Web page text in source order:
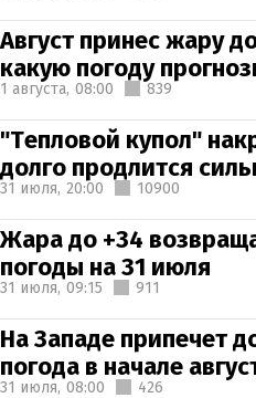
Август принес жару
какую погоду
1 августа, 08:00 839
"Тепловой купол"
долго продлится
31 июля, 20:00 10900
Жара до +34
погоды на 31 июля
31 июля, 09:15 911
На Западе припечет
погода в начале
31 июля, 08:00 426